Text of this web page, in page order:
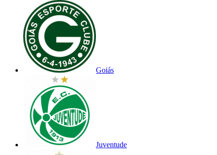
Goiás
Juventude